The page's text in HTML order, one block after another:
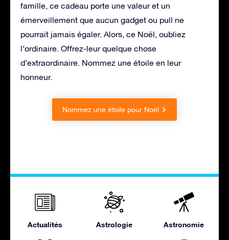
famille, ce cadeau porte une valeur et un
émerveillement que aucun gadget ou pull ne
pourrait jamais égaler. Alors, ce Noël, oubliez
l’ordinaire. Offrez-leur quelque chose
d’extraordinaire. Nommez une étoile en leur
honneur.
Nommez une étoile pour Noël
Actualités Astrologie Astronomie